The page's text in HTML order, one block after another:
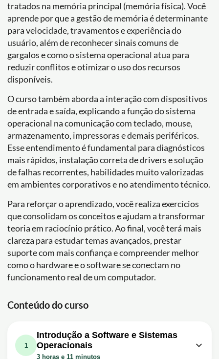
tratados na memória principal (memória física). Você
aprende por que a gestão de memória é determinante
para velocidade, travamentos e experiência do
usuário, além de reconhecer sinais comuns de
gargalos e como o sistema operacional atua para
reduzir conflitos e otimizar o uso dos recursos
disponíveis.
O curso também aborda a interação com dispositivos
de entrada e saída, explicando a função do sistema
operacional na comunicação com teclado, mouse,
armazenamento, impressoras e demais periféricos.
Esse entendimento é fundamental para diagnósticos
mais rápidos, instalação correta de drivers e solução
de falhas recorrentes, habilidades muito valorizadas
em ambientes corporativos e no atendimento técnico.
Para reforçar o aprendizado, você realiza exercícios
que consolidam os conceitos e ajudam a transformar
teoria em raciocínio prático. Ao final, você terá mais
clareza para estudar temas avançados, prestar
suporte com mais confiança e compreender melhor
como o hardware e o software se conectam no
funcionamento real de um computador.
Conteúdo do curso
1
Introdução a Software e Sistemas
Operacionais
3 horas e 11 minutos